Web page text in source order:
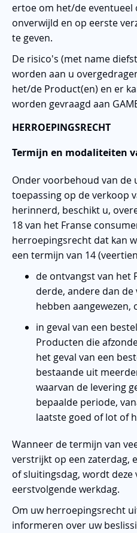
ertoe om het/de eventueel
onverwijld en op eerste
te geven.
De risico's (met name
worden aan u
het/de Product(en) en er
worden gevraagd aan
HERROEPINGSRECHT
Termijn en modaliteiten
Onder voorbehoud van de
toepassing op de verkoop
herinnerd, beschikt u,
18 van het Franse
herroepingsrecht dat kan
een termijn van 14
de ontvangst van het
derde, andere dan
hebben aangewezen,
in geval van een
Producten die
het geval van een
bestaande uit
waarvan de levering
bepaalde periode,
laatste goed of lot of
Wanneer de termijn van
verstrijkt op een zaterdag,
of sluitingsdag, wordt
eerstvolgende werkdag.
Om uw herroepingsrecht
informeren over uw